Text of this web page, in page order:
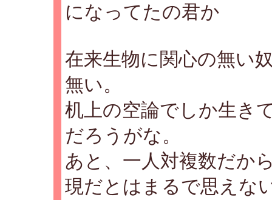
になってたの君か
在来生物に関心の無い
無い。
机上の空論でしか生き
だろうがな。
あと、一人対複数だか
現だとはまるで思えな